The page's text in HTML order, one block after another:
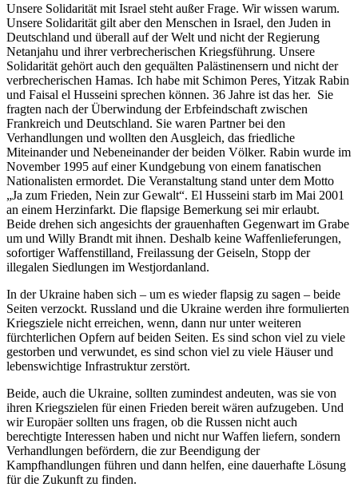
Unsere Solidarität mit Israel steht außer Frage. Wir wissen warum.
Unsere Solidarität gilt aber den Menschen in Israel, den Juden in
Deutschland und überall auf der Welt und nicht der Regierung
Netanjahu und ihrer verbrecherischen Kriegsführung. Unsere
Solidarität gehört auch den gequälten Palästinensern und nicht der
verbrecherischen Hamas. Ich habe mit Schimon Peres, Yitzak Rabin
und Faisal el Husseini sprechen können. 36 Jahre ist das her. Sie
fragten nach der Überwindung der Erbfeindschaft zwischen
Frankreich und Deutschland. Sie waren Partner bei den
Verhandlungen und wollten den Ausgleich, das friedliche
Miteinander und Nebeneinander der beiden Völker. Rabin wurde im
November 1995 auf einer Kundgebung von einem fanatischen
Nationalisten ermordet. Die Veranstaltung stand unter dem Motto
„Ja zum Frieden, Nein zur Gewalt“. El Husseini starb im Mai 2001
an einem Herzinfarkt. Die flapsige Bemerkung sei mir erlaubt.
Beide drehen sich angesichts der grauenhaften Gegenwart im Grabe
um und Willy Brandt mit ihnen. Deshalb keine Waffenlieferungen,
sofortiger Waffenstilland, Freilassung der Geiseln, Stopp der
illegalen Siedlungen im Westjordanland.
In der Ukraine haben sich – um es wieder flapsig zu sagen – beide
Seiten verzockt. Russland und die Ukraine werden ihre formulierten
Kriegsziele nicht erreichen, wenn, dann nur unter weiteren
fürchterlichen Opfern auf beiden Seiten. Es sind schon viel zu viele
gestorben und verwundet, es sind schon viel zu viele Häuser und
lebenswichtige Infrastruktur zerstört.
Beide, auch die Ukraine, sollten zumindest andeuten, was sie von
ihren Kriegszielen für einen Frieden bereit wären aufzugeben. Und
wir Europäer sollten uns fragen, ob die Russen nicht auch
berechtigte Interessen haben und nicht nur Waffen liefern, sondern
Verhandlungen befördern, die zur Beendigung der
Kampfhandlungen führen und dann helfen, eine dauerhafte Lösung
für die Zukunft zu finden.